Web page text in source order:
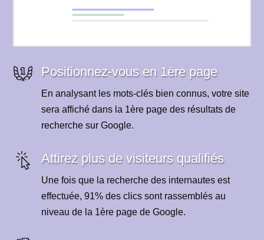
Positionnez-vous en 1ère page
En analysant les mots-clés bien connus, votre site
sera affiché dans la 1ère page des résultats de
recherche sur Google.
Attirez plus de visiteurs qualifiés
Une fois que la recherche des internautes est
effectuée, 91% des clics sont rassemblés au
niveau de la 1ère page de Google.